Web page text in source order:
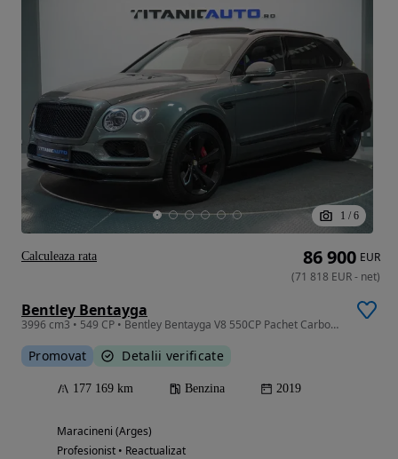
1 / 6
Bentley Bentayga
3996 cm3 • 549 CP • Bentley Bentayga V8 550CP Pachet Carbon Camere Video 360
Promovat Detalii verificate
177 169 km Benzina 2019
Maracineni (Arges)
Profesionist • Reactualizat
86 900 EUR
(71 818 EUR- net)
Calculeaza rata